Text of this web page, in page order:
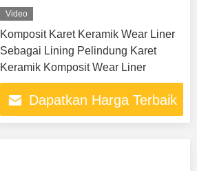
Video
Komposit Karet Keramik Wear Liner
Sebagai Lining Pelindung Karet
Keramik Komposit Wear Liner
Dapatkan Harga Terbaik